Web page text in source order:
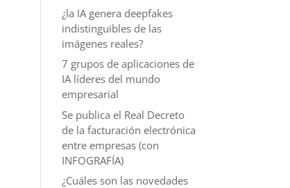
¿la IA genera deepfakes
indistinguibles de las
imágenes reales?
7 grupos de aplicaciones de
IA líderes del mundo
empresarial
Se publica el Real Decreto
de la facturación electrónica
entre empresas (con
INFOGRAFÍA)
¿Cuáles son las novedades